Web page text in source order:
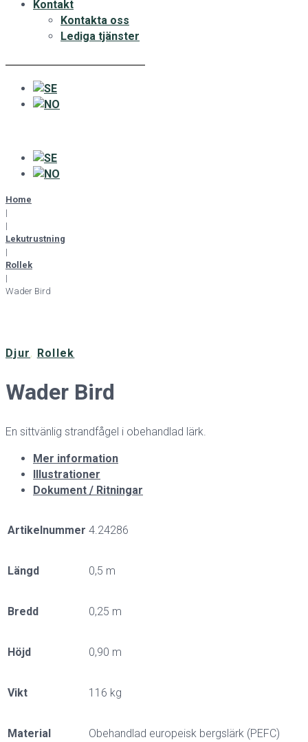
Kontakt
Kontakta oss
Lediga tjänster
Home
|
|
Lekutrustning
|
Rollek
|
Wader Bird
Djur, Rollek
Wader Bird
En sittvänlig strandfågel i obehandlad lärk.
Mer information
Illustrationer
Dokument / Ritningar
Artikelnummer 4.24286
Längd 0,5 m
Bredd 0,25 m
Höjd 0,90 m
Vikt 116 kg
Material Obehandlad europeisk bergslärk (PEFC)